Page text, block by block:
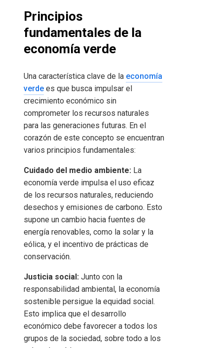
Principios
fundamentales de la
economía verde
Una característica clave de la economía
verde es que busca impulsar el
crecimiento económico sin
comprometer los recursos naturales
para las generaciones futuras. En el
corazón de este concepto se encuentran
varios principios fundamentales:
Cuidado del medio ambiente: La
economía verde impulsa el uso eficaz
de los recursos naturales, reduciendo
desechos y emisiones de carbono. Esto
supone un cambio hacia fuentes de
energía renovables, como la solar y la
eólica, y el incentivo de prácticas de
conservación.
Justicia social: Junto con la
responsabilidad ambiental, la economía
sostenible persigue la equidad social.
Esto implica que el desarrollo
económico debe favorecer a todos los
grupos de la sociedad, sobre todo a los